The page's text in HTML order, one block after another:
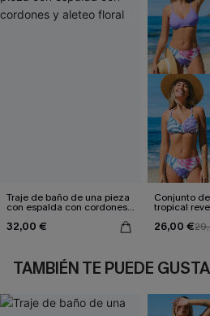
Traje de baño de una pieza
con espalda con cordones y
aleteo floral
32,00 €
Conjunto
tropical
de talle
26,00 €
TAMBIÉN TE PUEDE